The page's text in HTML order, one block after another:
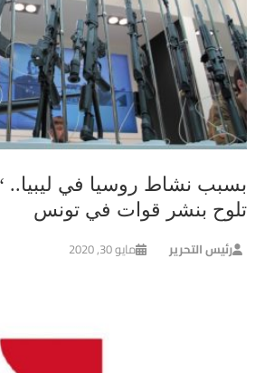
بسبب نشاط روسيا في ليبيا..
تلوح بنشر قوات في تونس
رئيس التحرير مايو 30, 2020